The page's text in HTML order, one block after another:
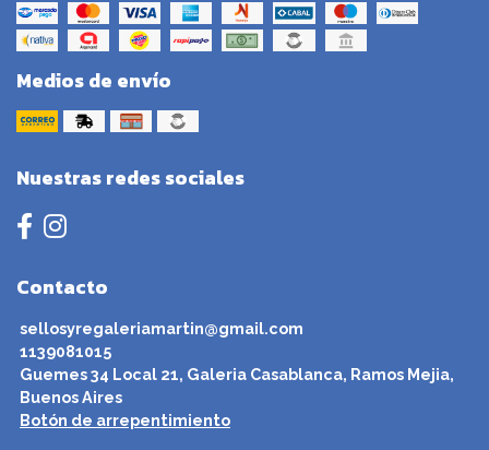
Medios de envío
Nuestras redes sociales
Contacto
sellosyregaleriamartin@gmail.com
1139081015
Guemes 34 Local 21, Galeria Casablanca, Ramos Mejia,
Buenos Aires
Botón de arrepentimiento